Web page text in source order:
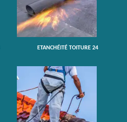
ETANCHÉITÉ TOITURE 24